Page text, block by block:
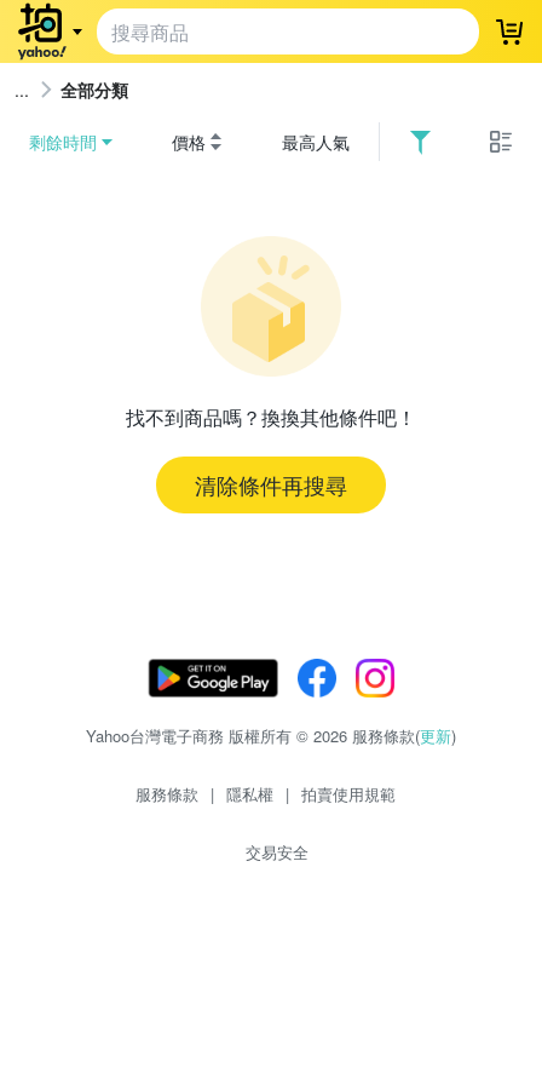
登
全部分類
剩餘時間 價格 最高人氣
找不到商品嗎？換換其他條件吧！
清除條件再搜尋
Yahoo台灣電子商務 版權所有 © 2026 服務條款(更新)
服務條款 | 隱私權 | 拍賣使用規範
交易安全